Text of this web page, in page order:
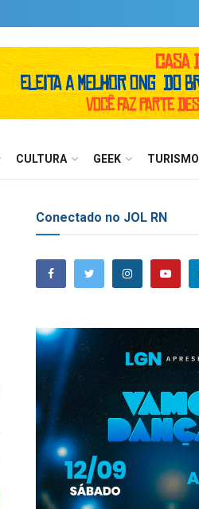
CULTURA GEEK TURISMO
Conectado no JOL RN